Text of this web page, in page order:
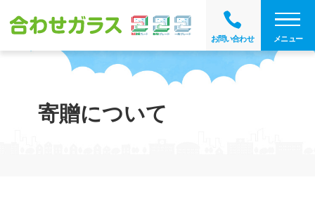
お問い合わせ メニュー
寄贈について